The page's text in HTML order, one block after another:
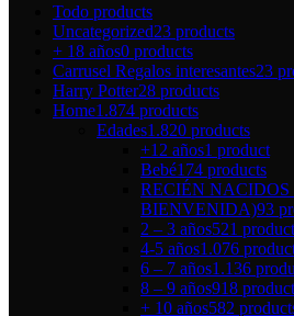
Todo products
Uncategorized23 products
+ 18 años0 products
Carrusel Regalos interesantes23
Harry Potter28 products
Home1.874 products
Edades1.820 products
+12 años1 product
Bebé174 products
RECIÉN NACIDOS
BIENVENIDA)93
2 – 3 años521
4-5 años1.076
6 – 7 años1.136
8 – 9 años918
+ 10 años582